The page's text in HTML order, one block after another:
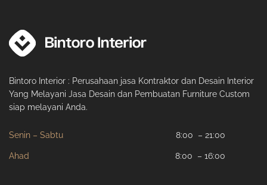
Bintoro Interior : Perusahaan jasa Kontraktor dan Desain Interior
Yang Melayani Jasa Desain dan Pembuatan Furniture Custom
siap melayani Anda.
Senin – Sabtu 8:00 – 21:00
Ahad 8:00 – 16:00